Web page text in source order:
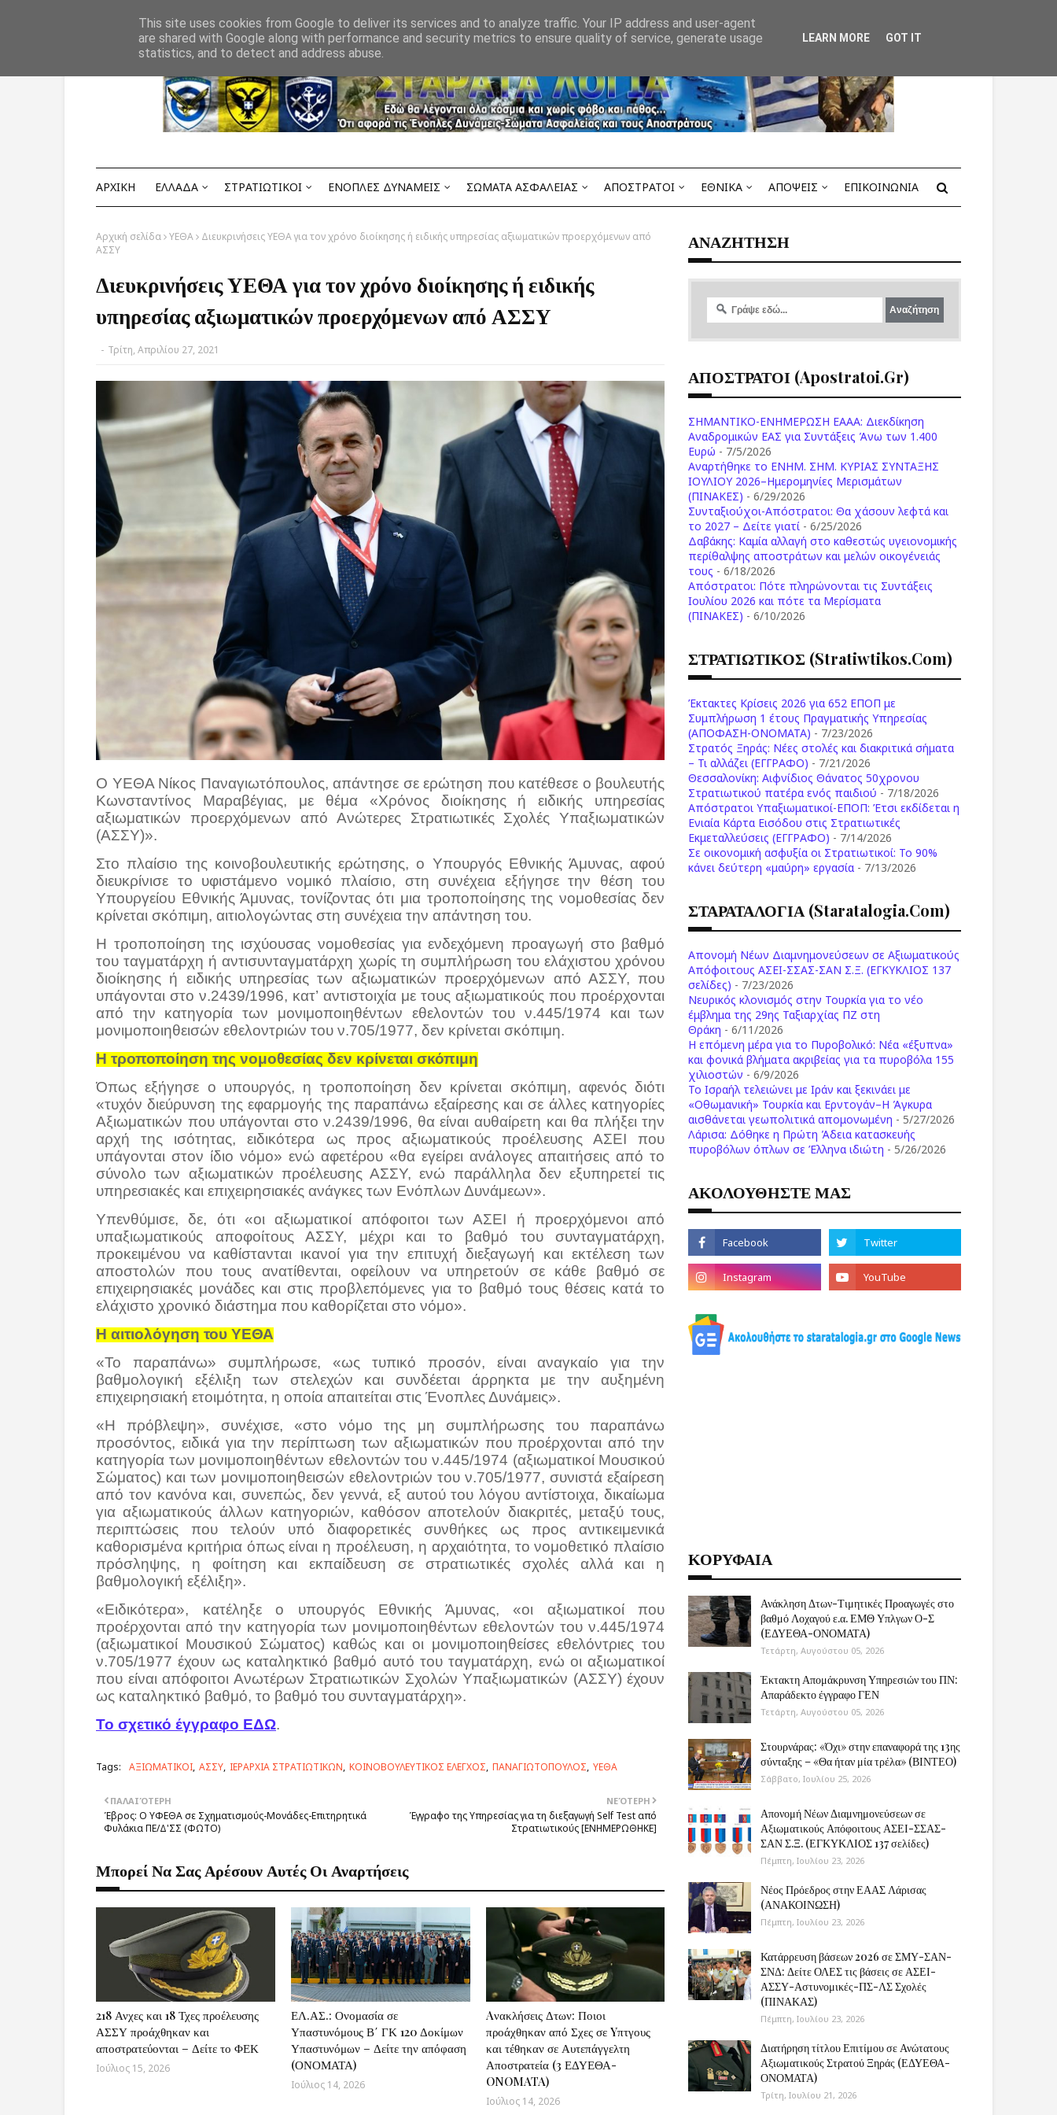
ΑΡΧΙΚΗ ΕΛΛΑΔΑ ΣΤΡΑΤΙΩΤΙΚΟΙ ΕΝΟΠΛΕΣ ΔΥΝΑΜΕΙΣ ΣΩΜΑΤΑ ΑΣΦΑΛΕΙΑΣ ΑΠΟΣΤΡΑΤΟΙ ΕΘΝΙΚΑ ΑΠΟΨΕΙΣ ΕΠΙΚΟΙΝΩΝΙΑ
Αρχική σελίδα ΥΕΘΑ
Διευκρινήσεις ΥΕΘΑ για τον χρόνο διοίκησης ή ειδικής υπηρεσίας αξιωματικών προερχόμενων από
ΑΣΣΥ
Διευκρινήσεις ΥΕΘΑ για τον χρόνο διοίκησης ή ειδικής
υπηρεσίας αξιωματικών προερχόμενων από ΑΣΣΥ
- Τρίτη, Απριλίου 27, 2021
Ο ΥΕΘΑ Νίκος Παναγιωτόπουλος, απάντησε σε ερώτηση που κατέθεσε ο βουλευτής
Κωνσταντίνος Μαραβέγιας, με θέμα «Χρόνος διοίκησης ή ειδικής υπηρεσίας
αξιωματικών προερχόμενων από Ανώτερες Στρατιωτικές Σχολές Υπαξιωματικών
(ΑΣΣΥ)».
Στο πλαίσιο της κοινοβουλευτικής ερώτησης, ο Υπουργός Εθνικής Άμυνας, αφού
διευκρίνισε το υφιστάμενο νομικό πλαίσιο, στη συνέχεια εξήγησε την θέση του
Υπουργείου Εθνικής Άμυνας, τονίζοντας ότι μια τροποποίησης της νομοθεσίας δεν
κρίνεται σκόπιμη, αιτιολογώντας στη συνέχεια την απάντηση του.
Η τροποποίηση της ισχύουσας νομοθεσίας για ενδεχόμενη προαγωγή στο βαθμό
του ταγματάρχη ή αντισυνταγματάρχη χωρίς τη συμπλήρωση του ελάχιστου χρόνου
διοίκησης ή ειδικής υπηρεσίας των αξιωματικών προερχόμενων από ΑΣΣΥ, που
υπάγονται στο ν.2439/1996, κατ’ αντιστοιχία με τους αξιωματικούς που προέρχονται
από την κατηγορία των μονιμοποιηθέντων εθελοντών του ν.445/1974 και των
μονιμοποιηθεισών εθελοντριών του ν.705/1977, δεν κρίνεται σκόπιμη.
Η τροποποίηση της νομοθεσίας δεν κρίνεται σκόπιμη
Όπως εξήγησε ο υπουργός, η τροποποίηση δεν κρίνεται σκόπιμη, αφενός διότι
«τυχόν διεύρυνση της εφαρμογής της παραπάνω εξαίρεσης και σε άλλες κατηγορίες
Αξιωματικών που υπάγονται στο ν.2439/1996, θα είναι αυθαίρετη και θα πλήξει την
αρχή της ισότητας, ειδικότερα ως προς αξιωματικούς προέλευσης ΑΣΕΙ που
υπάγονται στον ίδιο νόμο» ενώ αφετέρου «θα εγείρει ανάλογες απαιτήσεις από το
σύνολο των αξιωματικών προέλευσης ΑΣΣΥ, ενώ παράλληλα δεν εξυπηρετεί τις
υπηρεσιακές και επιχειρησιακές ανάγκες των Ενόπλων Δυνάμεων».
Υπενθύμισε, δε, ότι «οι αξιωματικοί απόφοιτοι των ΑΣΕΙ ή προερχόμενοι από
υπαξιωματικούς αποφοίτους ΑΣΣΥ, μέχρι και το βαθμό του συνταγματάρχη,
προκειμένου να καθίστανται ικανοί για την επιτυχή διεξαγωγή και εκτέλεση των
αποστολών που τους ανατίθενται, οφείλουν να υπηρετούν σε κάθε βαθμό σε
επιχειρησιακές μονάδες και στις προβλεπόμενες για το βαθμό τους θέσεις κατά το
ελάχιστο χρονικό διάστημα που καθορίζεται στο νόμο».
Η αιτιολόγηση του ΥΕΘΑ
«Το παραπάνω» συμπλήρωσε, «ως τυπικό προσόν, είναι αναγκαίο για την
βαθμολογική εξέλιξη των στελεχών και συνδέεται άρρηκτα με την αυξημένη
επιχειρησιακή ετοιμότητα, η οποία απαιτείται στις Ένοπλες Δυνάμεις».
«Η πρόβλεψη», συνέχισε, «στο νόμο της μη συμπλήρωσης του παραπάνω
προσόντος, ειδικά για την περίπτωση των αξιωματικών που προέρχονται από την
κατηγορία των μονιμοποιηθέντων εθελοντών του ν.445/1974 (αξιωματικοί Μουσικού
Σώματος) και των μονιμοποιηθεισών εθελοντριών του ν.705/1977, συνιστά εξαίρεση
από τον κανόνα και, συνεπώς, δεν γεννά, εξ αυτού του λόγου αντίστοιχα, δικαίωμα
για αξιωματικούς άλλων κατηγοριών, καθόσον αποτελούν διακριτές, μεταξύ τους,
περιπτώσεις που τελούν υπό διαφορετικές συνθήκες ως προς αντικειμενικά
καθορισμένα κριτήρια όπως είναι η προέλευση, η αρχαιότητα, το νομοθετικό πλαίσιο
πρόσληψης, η φοίτηση και εκπαίδευση σε στρατιωτικές σχολές αλλά και η
βαθμολογική εξέλιξη».
«Ειδικότερα», κατέληξε ο υπουργός Εθνικής Άμυνας, «οι αξιωματικοί που
προέρχονται από την κατηγορία των μονιμοποιηθέντων εθελοντών του ν.445/1974
(αξιωματικοί Μουσικού Σώματος) καθώς και οι μονιμοποιηθείσες εθελόντριες του
ν.705/1977 έχουν ως καταληκτικό βαθμό αυτό του ταγματάρχη, ενώ οι αξιωματικοί
που είναι απόφοιτοι Ανωτέρων Στρατιωτικών Σχολών Υπαξιωματικών (ΑΣΣΥ) έχουν
ως καταληκτικό βαθμό, το βαθμό του συνταγματάρχη».
Το σχετικό έγγραφο ΕΔΩ.
Tags: ΑΞΙΩΜΑΤΙΚΟΙ ΑΣΣΥ ΙΕΡΑΡΧΙΑ ΣΤΡΑΤΙΩΤΙΚΩΝ ΚΟΙΝΟΒΟΥΛΕΥΤΙΚΟΣ ΕΛΕΓΧΟΣ ΠΑΝΑΓΙΩΤΟΠΟΥΛΟΣ ΥΕΘΑ
ΝΕΌΤΕΡΗ
Έγγραφο της Υπηρεσίας για τη διεξαγωγή Self Test από
Στρατιωτικούς [ΕΝΗΜΕΡΩΘΗΚΕ]
ΠΑΛΑΙΌΤΕΡΗ
Έβρος: Ο ΥΦΕΘΑ σε Σχηματισμούς-Μονάδες-Επιτηρητικά
Φυλάκια ΠΕ/Δ'ΣΣ (ΦΩΤΟ)
Μπορεί Να Σας Αρέσουν Αυτές Οι Αναρτήσεις
218 Ανχες και 18 Τχες προέλευσης
ΑΣΣΥ προάχθηκαν και
αποστρατεύονται – Δείτε το ΦΕΚ
Ιούλιος 15, 2026
ΕΛ.ΑΣ.: Ονομασία σε
Υπαστυνόμους Β΄ ΓΚ 120 Δοκίμων
Υπαστυνόμων – Δείτε την απόφαση
(ΟΝΟΜΑΤΑ)
Ιούλιος 14, 2026
Aνακλήσεις Δτων: Ποιοι
προάχθηκαν από Σχες σε Yπτγους
και τέθηκαν σε Αυτεπάγγελτη
Αποστρατεία (3 ΕΔΥΕΘΑ-
ONOMATA)
Ιούλιος 14, 2026
ΑΝΑΖΗΤΗΣΗ
ΑΠΟΣΤΡΑΤΟΙ (apostratoi.gr)
ΣΗΜΑΝΤΙΚΟ-ΕΝΗΜΕΡΩΣΗ ΕΑΑΑ: Διεκδίκηση
Αναδρομικών ΕΑΣ για Συντάξεις Άνω των 1.400
Ευρώ - 7/5/2026
Aναρτήθηκε το ENHM. ΣΗΜ. ΚΥΡΙΑΣ ΣΥΝΤΑΞΗΣ
ΙΟΥΛΙΟΥ 2026–Ημερομηνίες Μερισμάτων
(ΠΙΝΑΚΕΣ) - 6/29/2026
Συνταξιούχοι-Απόστρατοι: Θα χάσουν λεφτά και
το 2027 – Δείτε γιατί - 6/25/2026
Δαβάκης: Καμία αλλαγή στο καθεστώς υγειονομικής
περίθαλψης αποστράτων και μελών οικογένειάς
τους - 6/18/2026
Aπόστρατοι: Πότε πληρώνονται τις Συντάξεις
Ιουλίου 2026 και πότε τα Μερίσματα
(ΠΙΝΑΚΕΣ) - 6/10/2026
ΣΤΡΑΤΙΩΤΙΚΟΣ (stratiwtikos.com)
Έκτακτες Κρίσεις 2026 για 652 ΕΠΟΠ με
Συμπλήρωση 1 έτους Πραγματικής Υπηρεσίας
(ΑΠΟΦΑΣΗ-ONOMATA) - 7/23/2026
Στρατός Ξηράς: Νέες στολές και διακριτικά σήματα
– Τι αλλάζει (ΕΓΓΡΑΦΟ) - 7/21/2026
Θεσσαλονίκη: Αιφνίδιος Θάνατος 50χρονου
Στρατιωτικού πατέρα ενός παιδιού - 7/18/2026
Απόστρατοι Υπαξιωματικοί-ΕΠΟΠ: Έτσι εκδίδεται η
Ενιαία Κάρτα Εισόδου στις Στρατιωτικές
Εκμεταλλεύσεις (ΕΓΓΡΑΦΟ) - 7/14/2026
Σε οικονομική ασφυξία οι Στρατιωτικοί: Το 90%
κάνει δεύτερη «μαύρη» εργασία - 7/13/2026
ΣΤΑΡΑΤΑΛΟΓΙΑ (staratalogia.com)
Απονομή Νέων Διαμνημονεύσεων σε Αξιωματικούς
Απόφοιτους ΑΣΕΙ-ΣΣΑΣ-ΣΑΝ Σ.Ξ. (ΕΓΚΥΚΛΙΟΣ 137
σελίδες) - 7/23/2026
Νευρικός κλονισμός στην Τουρκία για το νέο
έμβλημα της 29ης Ταξιαρχίας ΠΖ στη
Θράκη - 6/11/2026
Η επόμενη μέρα για το Πυροβολικό: Νέα «έξυπνα»
και φονικά βλήματα ακριβείας για τα πυροβόλα 155
χιλιοστών - 6/9/2026
Το Ισραήλ τελειώνει με Ιράν και ξεκινάει με
«Οθωμανική» Τουρκία και Ερντογάν–Η Άγκυρα
αισθάνεται γεωπολιτικά απομονωμένη - 5/27/2026
Λάρισα: Δόθηκε η Πρώτη Άδεια κατασκευής
πυροβόλων όπλων σε Έλληνα ιδιώτη - 5/26/2026
ΑΚΟΛΟΥΘΗΣΤΕ ΜΑΣ
ΚΟΡΥΦΑΙΑ
Ανάκληση Δτων-Τιμητικές Προαγωγές στο
βαθμό Λοχαγού ε.α. ΕΜΘ Υπλγων Ο-Σ
(ΕΔΥΕΘΑ-ΟΝΟΜΑΤΑ)
Τετάρτη, Αυγούστου 05, 2026
Έκτακτη Απομάκρυνση Υπηρεσιών του ΠΝ:
Απαράδεκτο έγγραφο ΓΕΝ
Τετάρτη, Αυγούστου 05, 2026
Στουρνάρας: «Όχι» στην επαναφορά της 13ης
σύνταξης – «Θα ήταν μία τρέλα» (ΒΙΝΤΕΟ)
Σάββατο, Ιουλίου 25, 2026
Απονομή Νέων Διαμνημονεύσεων σε
Αξιωματικούς Απόφοιτους ΑΣΕΙ-ΣΣΑΣ-
ΣΑΝ Σ.Ξ. (ΕΓΚΥΚΛΙΟΣ 137 σελίδες)
Πέμπτη, Ιουλίου 23, 2026
Νέος Πρόεδρος στην ΕΑΑΣ Λάρισας
(ΑΝΑΚΟΙΝΩΣΗ)
Πέμπτη, Ιουλίου 23, 2026
Κατάρρευση βάσεων 2026 σε ΣΜΥ-ΣΑΝ-
ΣΝΔ: Δείτε ΟΛΕΣ τις βάσεις σε ΑΣΕΙ-
ΑΣΣΥ-Αστυνομικές-ΠΣ-ΛΣ Σχολές
(ΠΙΝΑΚΑΣ)
Πέμπτη, Ιουλίου 23, 2026
Διατήρηση τίτλου Επιτίμου σε Ανώτατους
Αξιωματικούς Στρατού Ξηράς (ΕΔΥΕΘΑ-
ΟΝΟΜΑΤΑ)
Τρίτη, Ιουλίου 21, 2026
This site uses cookies from Google to deliver its services and to analyze traffic. Your IP address and user-agent
are shared with Google along with performance and security metrics to ensure quality of service, generate usage
statistics, and to detect and address abuse.
LEARN MORE GOT IT